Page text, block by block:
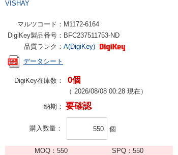
VISHAY
マルツコード： M1172-6164
DigiKey製品番号： BFC237511753-ND
品質ランク： A(DigiKey)
データシート
DigiKey在庫数： 0個
（ 2026/08/08 00:28 現在）
納期： 要確認
購入数量 個
MOQ：550 SPQ： 550